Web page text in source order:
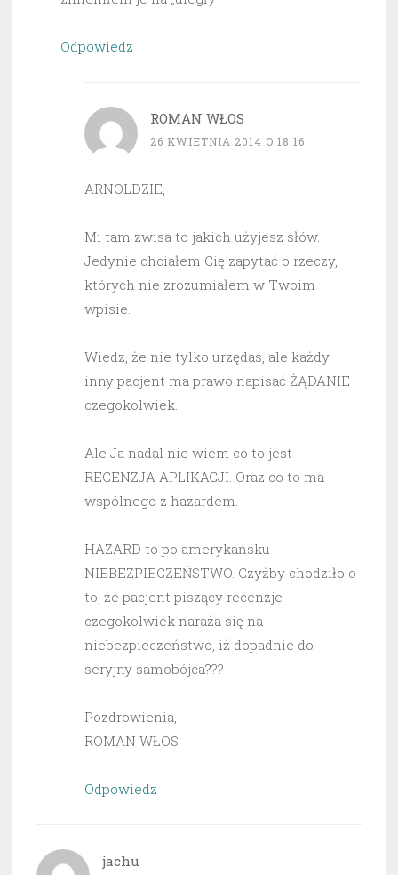
Odpowiedz
ROMAN WŁOS
26 KWIETNIA 2014 O 18:16
ARNOLDZIE,
Mi tam zwisa to jakich użyjesz słów.
Jedynie chciałem Cię zapytać o rzeczy,
których nie zrozumiałem w Twoim
wpisie.
Wiedz, że nie tylko urzędas, ale każdy
inny pacjent ma prawo napisać ŻĄDANIE
czegokolwiek.
Ale Ja nadal nie wiem co to jest
RECENZJA APLIKACJI. Oraz co to ma
wspólnego z hazardem.
HAZARD to po amerykańsku
NIEBEZPIECZEŃSTWO. Czyżby chodziło o
to, że pacjent piszący recenzje
czegokolwiek naraża się na
niebezpieczeństwo, iż dopadnie do
seryjny samobójca???
Pozdrowienia,
ROMAN WŁOS
Odpowiedz
jachu